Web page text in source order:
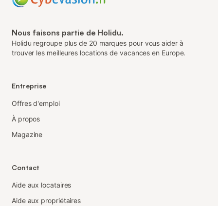
Nous faisons partie de Holidu.
Holidu regroupe plus de 20 marques pour vous aider à
trouver les meilleures locations de vacances en Europe.
Entreprise
Offres d'emploi
À propos
Magazine
Contact
Aide aux locataires
Aide aux propriétaires